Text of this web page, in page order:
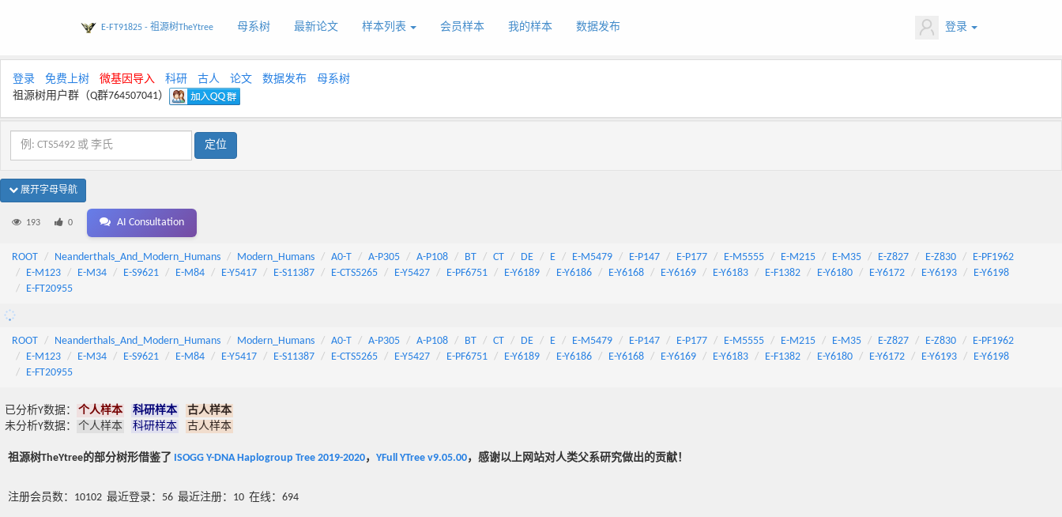
E-FT91825 - 祖源树TheYtree 母系树 最新论文 样本列表 会员样本 我的样本 数据发布 登录
登录 免费上树 微基因导入 科研 古人 论文 数据发布
母系树
祖源树用户群（Q群764507041）
展开字母导航
193 0 AI Consultation
ROOT Neanderthals_And_Modern_Humans Modern_Humans A0-T A-P305 A-P108 BT CT DE E E-M5479 E-P147 E-P177 E-M5555 E-M215 E-M35 E-Z827 E-Z830
E-PF1962
E-M123
E-M34 E-S9621 E-M84 E-Y5417 E-S11387 E-CTS5265 E-Y5427 E-PF6751 E-Y6189 E-Y6186 E-Y6168 E-Y6169 E-Y6183 E-F1382 E-Y6180 E-Y6172 E-Y6193
E-Y6198
E-FT20955
ROOT Neanderthals_And_Modern_Humans Modern_Humans A0-T A-P305 A-P108 BT CT DE E E-M5479 E-P147 E-P177 E-M5555 E-M215 E-M35 E-Z827 E-Z830
E-PF1962
E-M123
E-M34 E-S9621 E-M84 E-Y5417 E-S11387 E-CTS5265 E-Y5427 E-PF6751 E-Y6189 E-Y6186 E-Y6168 E-Y6169 E-Y6183 E-F1382 E-Y6180 E-Y6172 E-Y6193
E-Y6198
E-FT20955
已分析Y数据： 个人样本 科研样本
古人样本
未分析Y数据：
个人样本 科研样本 古人样本
祖源树TheYtree的部分树形借鉴了 ISOGG Y-DNA Haplogroup Tree 2019-2020， YFull YTree v9.05.00，感谢以上网站对人类父系研究做出的贡献！
注册会员数：10102 最近登录：56 最近注册：10 在线：694